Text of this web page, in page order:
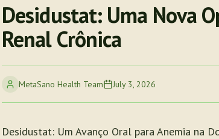
Desidustat: Uma Nova
Renal Crônica
MetaSano Health Team July 3, 2026
Desidustat: Um Avanço Oral para Anemia na